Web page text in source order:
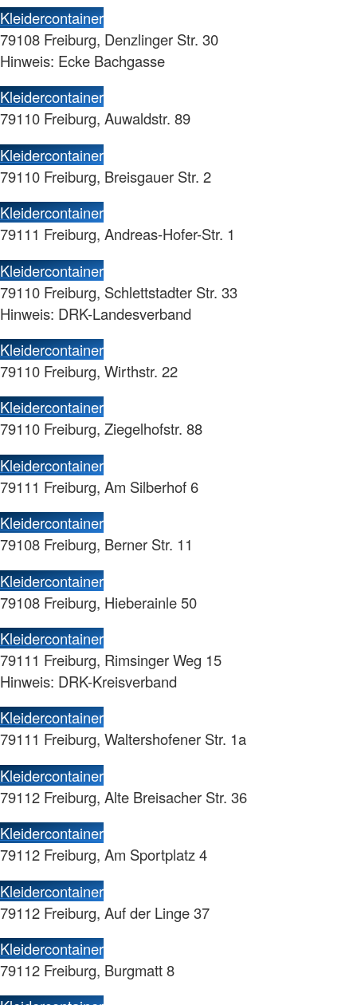
Kleidercontainer
79108 Freiburg, Denzlinger Str. 30
Hinweis: Ecke Bachgasse
Kleidercontainer
79110 Freiburg, Auwaldstr. 89
Kleidercontainer
79110 Freiburg, Breisgauer Str. 2
Kleidercontainer
79111 Freiburg, Andreas-Hofer-Str. 1
Kleidercontainer
79110 Freiburg, Schlettstadter Str. 33
Hinweis: DRK-Landesverband
Kleidercontainer
79110 Freiburg, Wirthstr. 22
Kleidercontainer
79110 Freiburg, Ziegelhofstr. 88
Kleidercontainer
79111 Freiburg, Am Silberhof 6
Kleidercontainer
79108 Freiburg, Berner Str. 11
Kleidercontainer
79108 Freiburg, Hieberainle 50
Kleidercontainer
79111 Freiburg, Rimsinger Weg 15
Hinweis: DRK-Kreisverband
Kleidercontainer
79111 Freiburg, Waltershofener Str. 1a
Kleidercontainer
79112 Freiburg, Alte Breisacher Str. 36
Kleidercontainer
79112 Freiburg, Am Sportplatz 4
Kleidercontainer
79112 Freiburg, Auf der Linge 37
Kleidercontainer
79112 Freiburg, Burgmatt 8